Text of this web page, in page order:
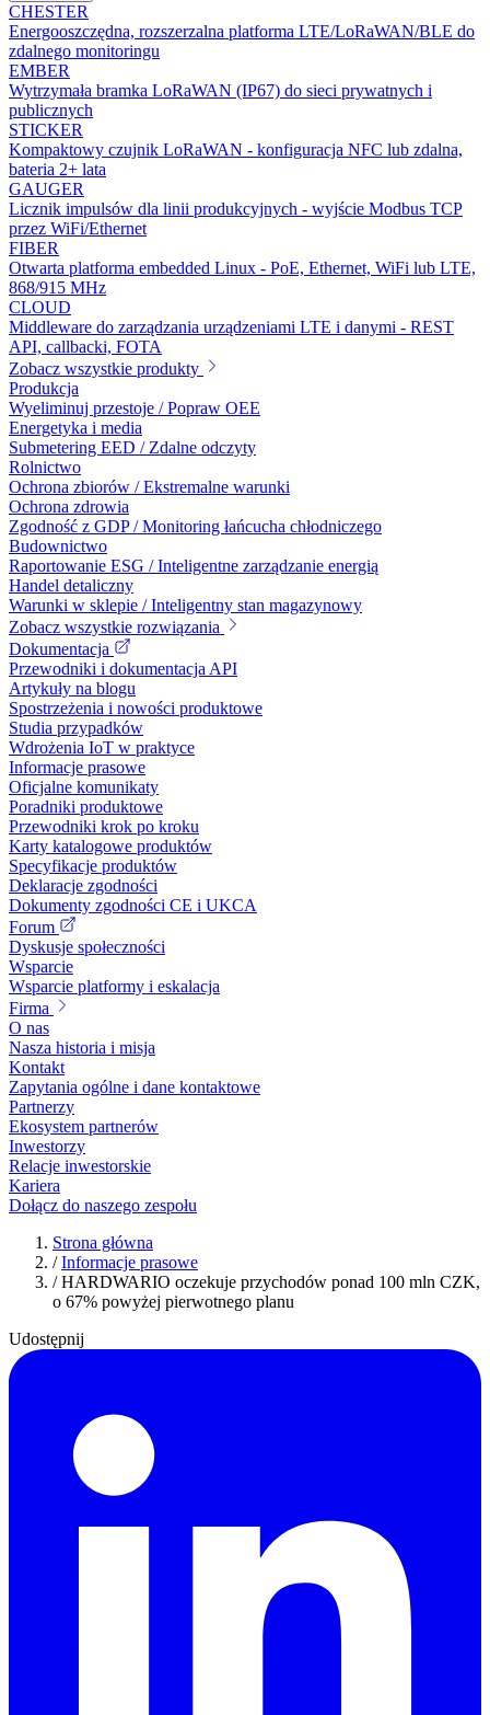
CHESTER
Energooszczędna, rozszerzalna platforma LTE/LoRaWAN/BLE do
zdalnego monitoringu
EMBER
Wytrzymała bramka LoRaWAN (IP67) do sieci prywatnych i
publicznych
STICKER
Kompaktowy czujnik LoRaWAN - konfiguracja NFC lub zdalna,
bateria 2+ lata
GAUGER
Licznik impulsów dla linii produkcyjnych - wyjście Modbus TCP
przez WiFi/Ethernet
FIBER
Otwarta platforma embedded Linux - PoE, Ethernet, WiFi lub LTE,
868/915 MHz
CLOUD
Middleware do zarządzania urządzeniami LTE i danymi - REST
API, callbacki, FOTA
Zobacz wszystkie produkty
Produkcja
Wyeliminuj przestoje / Popraw OEE
Energetyka i media
Submetering EED / Zdalne odczyty
Rolnictwo
Ochrona zbiorów / Ekstremalne warunki
Ochrona zdrowia
Zgodność z GDP / Monitoring łańcucha chłodniczego
Budownictwo
Raportowanie ESG / Inteligentne zarządzanie energią
Handel detaliczny
Warunki w sklepie / Inteligentny stan magazynowy
Zobacz wszystkie rozwiązania
Dokumentacja
Przewodniki i dokumentacja API
Artykuły na blogu
Spostrzeżenia i nowości produktowe
Studia przypadków
Wdrożenia IoT w praktyce
Informacje prasowe
Oficjalne komunikaty
Poradniki produktowe
Przewodniki krok po kroku
Karty katalogowe produktów
Specyfikacje produktów
Deklaracje zgodności
Dokumenty zgodności CE i UKCA
Forum
Dyskusje społeczności
Wsparcie
Wsparcie platformy i eskalacja
Firma
O nas
Nasza historia i misja
Kontakt
Zapytania ogólne i dane kontaktowe
Partnerzy
Ekosystem partnerów
Inwestorzy
Relacje inwestorskie
Kariera
Dołącz do naszego zespołu
Strona główna
/ Informacje prasowe
/ HARDWARIO oczekuje przychodów ponad 100 mln CZK,
o 67% powyżej pierwotnego planu
Udostępnij